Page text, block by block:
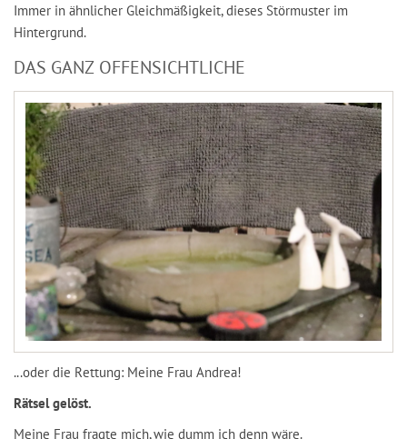
Immer in ähnlicher Gleichmäßigkeit, dieses Störmuster im
Hintergrund.
DAS GANZ OFFENSICHTLICHE
...oder die Rettung: Meine Frau Andrea!
Rätsel gelöst.
Meine Frau fragte mich, wie dumm ich denn wäre.